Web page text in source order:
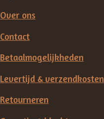
Over ons
Contact
Betaalmogelijkheden
Levertijd & verzendkosten
Retourneren